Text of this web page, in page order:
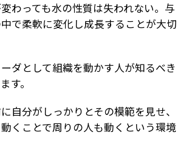
っても水の性質は失われない。与
で柔軟に変化し成長することが大切
ーダとして組織を動かす人が知るべき
す。
自分がしっかりとその模範を見せ、
くことで周りの人も動くという環境